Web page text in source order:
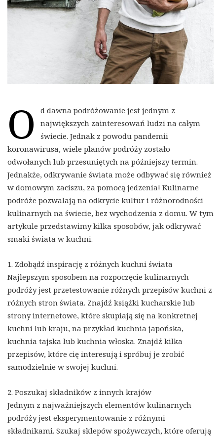
O
d dawna podróżowanie jest jednym z
największych zainteresowań ludzi na całym
świecie. Jednak z powodu pandemii
koronawirusa, wiele planów podróży zostało
odwołanych lub przesuniętych na późniejszy termin.
Jednakże, odkrywanie świata może odbywać się również
w domowym zaciszu, za pomocą jedzenia! Kulinarne
podróże pozwalają na odkrycie kultur i różnorodności
kulinarnych na świecie, bez wychodzenia z domu. W tym
artykule przedstawimy kilka sposobów, jak odkrywać
smaki świata w kuchni.
1. Zdobądź inspirację z różnych kuchni świata
Najlepszym sposobem na rozpoczęcie kulinarnych
podróży jest przetestowanie różnych przepisów kuchni z
różnych stron świata. Znajdź książki kucharskie lub
strony internetowe, które skupiają się na konkretnej
kuchni lub kraju, na przykład kuchnia japońska,
kuchnia tajska lub kuchnia włoska. Znajdź kilka
przepisów, które cię interesują i spróbuj je zrobić
samodzielnie w swojej kuchni.
2. Poszukaj składników z innych krajów
Jednym z najważniejszych elementów kulinarnych
podróży jest eksperymentowanie z różnymi
składnikami. Szukaj sklepów spożywczych, które oferują